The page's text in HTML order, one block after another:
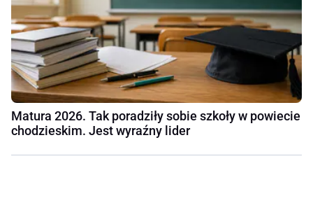
Matura 2026. Tak poradziły sobie szkoły w powiecie
chodzieskim. Jest wyraźny lider